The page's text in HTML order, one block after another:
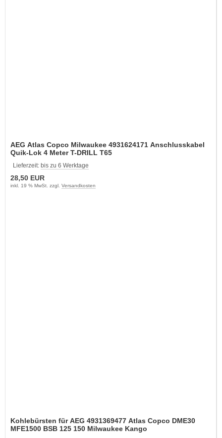
AEG Atlas Copco Milwaukee 4931624171 Anschlusskabel
Quik-Lok 4 Meter T-DRILL T65
Lieferzeit: bis zu 6 Werktage
28,50 EUR
inkl. 19 % MwSt. zzgl. Versandkosten
Kohlebürsten für AEG 4931369477 Atlas Copco DME30
MFE1500 BSB 125 150 Milwaukee Kango